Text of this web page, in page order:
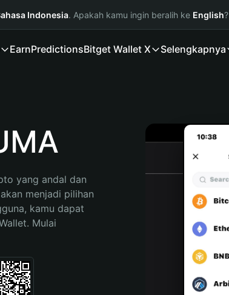
Indonesia. Apakah kamu ingin beralih ke English?
EarnPredictionsBitget Wallet X Selengkapnya
yang andal dan
menjadi pilihan
kamu dapat
Mulai